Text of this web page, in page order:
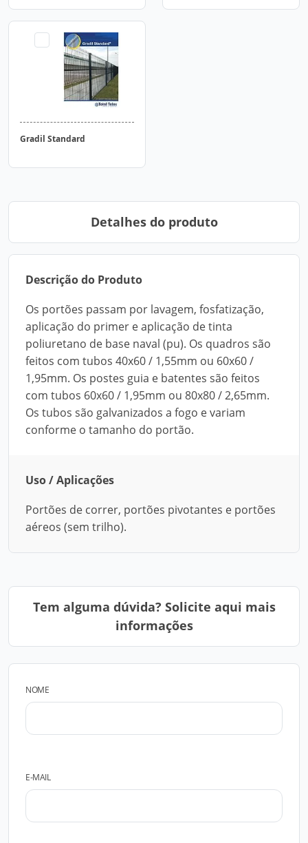
Gradil Standard
Detalhes do produto
Descrição do Produto
Os portões passam por lavagem, fosfatização,
aplicação do primer e aplicação de tinta
poliuretano de base naval (pu). Os quadros são
feitos com tubos 40x60 / 1,55mm ou 60x60 /
1,95mm. Os postes guia e batentes são feitos
com tubos 60x60 / 1,95mm ou 80x80 / 2,65mm.
Os tubos são galvanizados a fogo e variam
conforme o tamanho do portão.
Uso / Aplicações
Portões de correr, portões pivotantes e portões
aéreos (sem trilho).
Tem alguma dúvida? Solicite aqui mais
informações
NOME
E-MAIL